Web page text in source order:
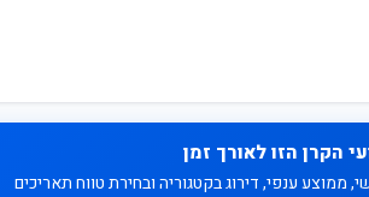
הקרן הזו לאורך זמן
ממוצע ענפי, דירוג בקטגוריה ובחירת טווח תאריכים